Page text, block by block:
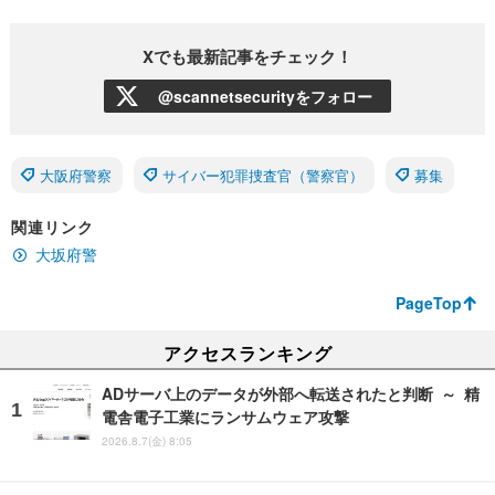
Xでも最新記事をチェック！
@scannetsecurityをフォロー
大阪府警察 サイバー犯罪捜査官（警察官） 募集
関連リンク
大坂府警
PageTop
アクセスランキング
ADサーバ上のデータが外部へ転送されたと判断 ～ 精
電舎電子工業にランサムウェア攻撃
2026.8.7(金) 8:05